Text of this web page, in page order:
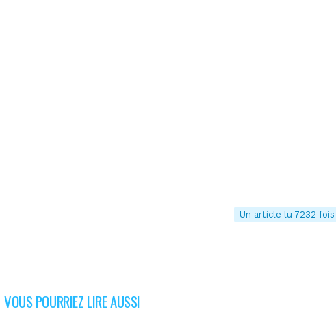
Un article lu 7232 fois
VOUS POURRIEZ LIRE AUSSI